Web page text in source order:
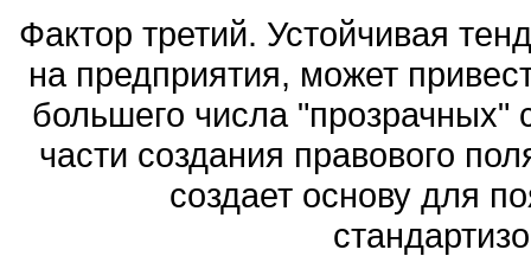
Фактор третий. Устойчивая
на предприятия, может
большего числа "прозрачных"
части создания правового
создает основу для